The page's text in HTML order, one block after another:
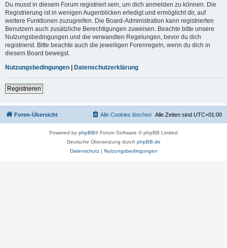
Du musst in diesem Forum registriert sein, um dich anmelden zu können. Die
Registrierung ist in wenigen Augenblicken erledigt und ermöglicht dir, auf
weitere Funktionen zuzugreifen. Die Board-Administration kann registrierten
Benutzern auch zusätzliche Berechtigungen zuweisen. Beachte bitte unsere
Nutzungsbedingungen und die verwandten Regelungen, bevor du dich
registrierst. Bitte beachte auch die jeweiligen Forenregeln, wenn du dich in
diesem Board bewegst.
Nutzungsbedingungen | Datenschutzerklärung
Registrieren
Foren-Übersicht Alle Zeiten sind UTC+01:00
Alle Cookies löschen
Powered by phpBB® Forum Software © phpBB Limited
Deutsche Übersetzung durch phpBB.de
Datenschutz| Nutzungsbedingungen